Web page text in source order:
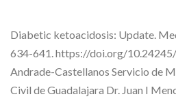
Diabetic ketoacidosis: Update.
634-641. https://doi.org/
Andrade-Castellanos Servicio de
Civil de Guadalajara Dr. Juan I